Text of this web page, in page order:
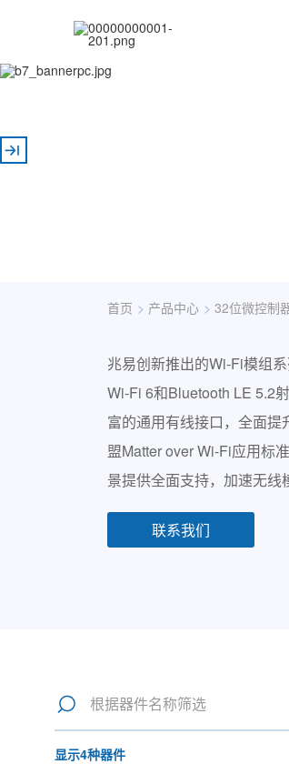
首页 > 产品中心 > 32位微控制
兆易创新推出的Wi-Fi模组
Wi-Fi 6和Bluetooth LE 5.2
富的通用有线接口，全面
盟Matter over Wi-Fi应用标
景提供全面支持，加速无线
联系我们
显示4种器件